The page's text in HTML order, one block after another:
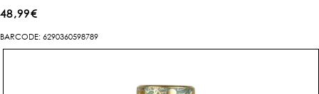
Çmimi
i
rregullt
48,99€
BARCODE: 6290360598789
te